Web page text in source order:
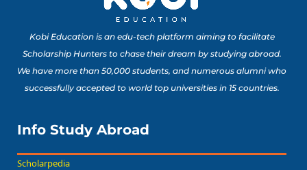
Kobi Education is an edu-tech platform aiming to facilitate
Scholarship Hunters to chase their dream by studying abroad.
We have more than 50,000 students, and numerous alumni who
successfully accepted to world top universities in 15 countries.
Info Study Abroad
Scholarpedia